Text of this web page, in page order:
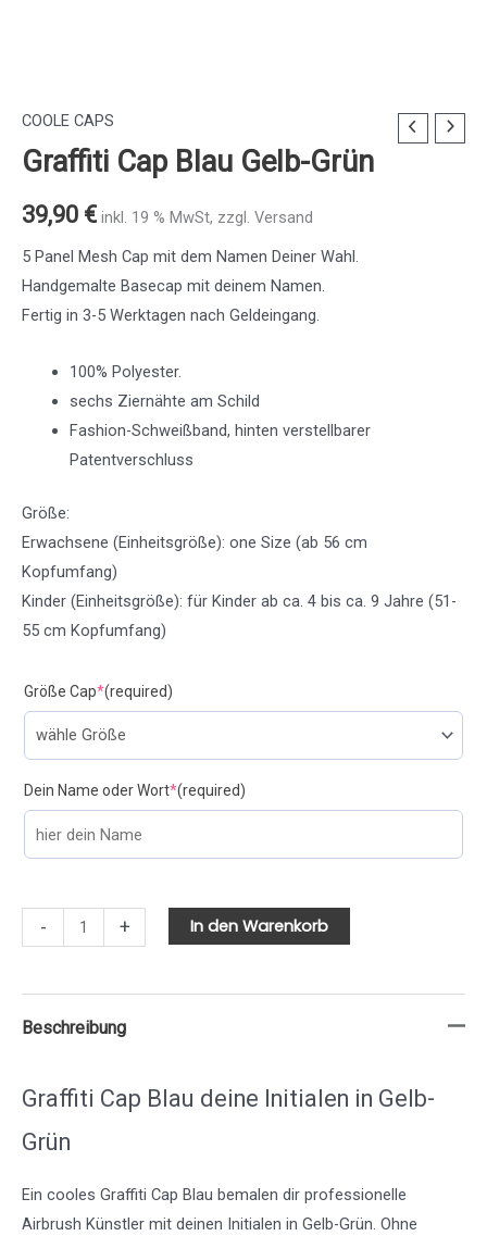
COOLE CAPS
Graffiti Cap Blau Gelb-Grün
39,90 € inkl. 19 % MwSt, zzgl. Versand
5 Panel Mesh Cap mit dem Namen Deiner Wahl.
Handgemalte Basecap mit deinem Namen.
Fertig in 3-5 Werktagen nach Geldeingang.
100% Polyester.
sechs Ziernähte am Schild
Fashion-Schweißband, hinten verstellbarer
Patentverschluss
Größe:
Erwachsene (Einheitsgröße): one Size (ab 56 cm
Kopfumfang)
Kinder (Einheitsgröße): für Kinder ab ca. 4 bis ca. 9 Jahre (51-
55 cm Kopfumfang)
Größe Cap*(required)
Dein Name oder Wort*(required)
-
Graffiti
Cap
Gelb-
+ In den Warenkorb
Beschreibung
Graffiti Cap Blau deine Initialen in Gelb-
Grün
Ein cooles Graffiti Cap Blau bemalen dir professionelle
Airbrush Künstler mit deinen Initialen in Gelb-Grün. Ohne